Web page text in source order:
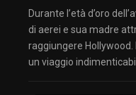
Durante l’età d’oro
di aerei e sua madre
raggiungere
un viaggio